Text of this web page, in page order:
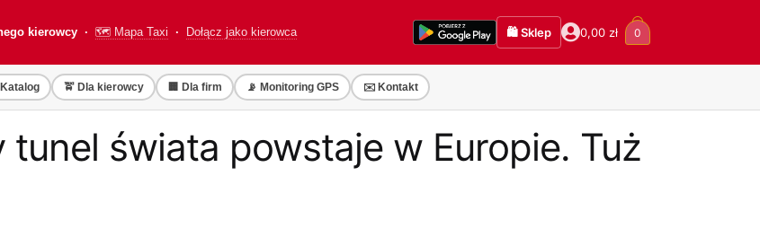
kierowcy · 🗺️ Mapa Taxi · Dołącz jako kierowca 🛍️ Sklep 0,00 zł 0
🚖 Dla kierowcy 🏢 Dla firm 📡 Monitoring GPS ✉️ Kontakt
tunel świata powstaje w Europie. Tuż